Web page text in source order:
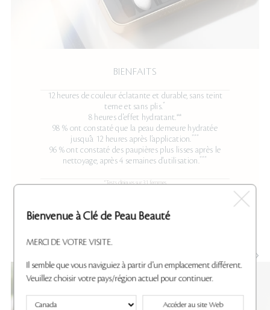
BIENFAITS
12 heures de couleur éclatante et durable, sans teint
terne et sans plis.*
8 heures d'effet hydratant.**
98 % ont constaté que la peau demeure hydratée
jusqu’à 12 heures après l’application.***
96 % ont constaté des paupières plus lisses après le
nettoyage, après 4 semaines d'utilisation.***
*Tests cliniques sur 31 femmes.
Bienvenue à Clé de Peau Beauté
MERCI DE VOTRE VISITE.
Il semble que vous naviguiez à partir d'un emplacement différent.
Veuillez choisir votre pays/région actuel pour continuer.
Accéder au site Web